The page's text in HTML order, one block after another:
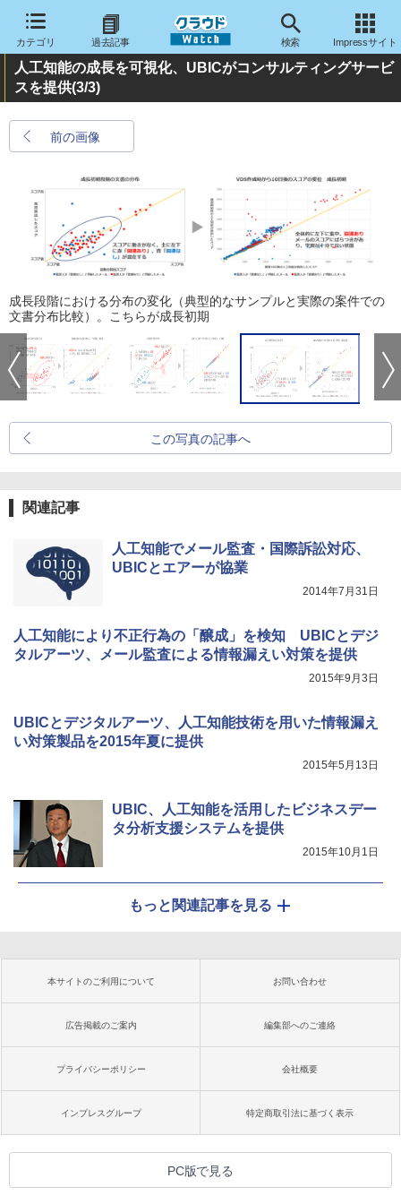
カテゴリ 過去記事 検索 Impressサイト
人工知能の成長を可視化、UBICがコンサルティングサービ
スを提供(3/3)
前の画像
成長段階における分布の変化（典型的なサンプルと実際の案件での
文書分布比較）。こちらが成長初期
この写真の記事へ
関連記事
人工知能でメール監査・国際訴訟対応、
UBICとエアーが協業
2014年7月31日
人工知能により不正行為の「醸成」を検知 UBICとデジ
タルアーツ、メール監査による情報漏えい対策を提供
2015年9月3日
UBICとデジタルアーツ、人工知能技術を用いた情報漏え
い対策製品を2015年夏に提供
2015年5月13日
UBIC、人工知能を活用したビジネスデー
タ分析支援システムを提供
2015年10月1日
もっと関連記事を見る
本サイトのご利用について お問い合わせ
広告掲載のご案内 編集部へのご連絡
プライバシーポリシー 会社概要
インプレスグループ 特定商取引法に基づく表示
PC版で見る